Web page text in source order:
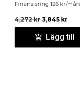
Finansiering 126 kr/mån
4,272kr 3,845 kr
Lägg till